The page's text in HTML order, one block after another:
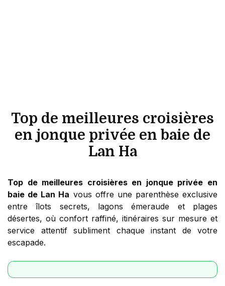
Top de meilleures croisières
en jonque privée en baie de
Lan Ha
Top de meilleures croisières en jonque privée en
baie de Lan Ha vous offre une parenthèse exclusive
entre îlots secrets, lagons émeraude et plages
désertes, où confort raffiné, itinéraires sur mesure et
service attentif subliment chaque instant de votre
escapade.